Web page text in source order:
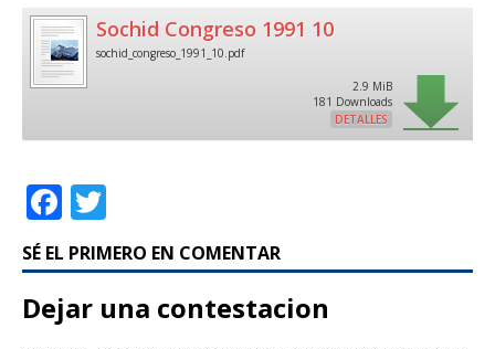
Sochid Congreso 1991 10
sochid_congreso_1991_10.pdf
2.9 MiB
181 Downloads
DETALLES
F
a
c
e
w
it
te
SÉ EL PRIMERO EN COMENTAR
Dejar una contestacion